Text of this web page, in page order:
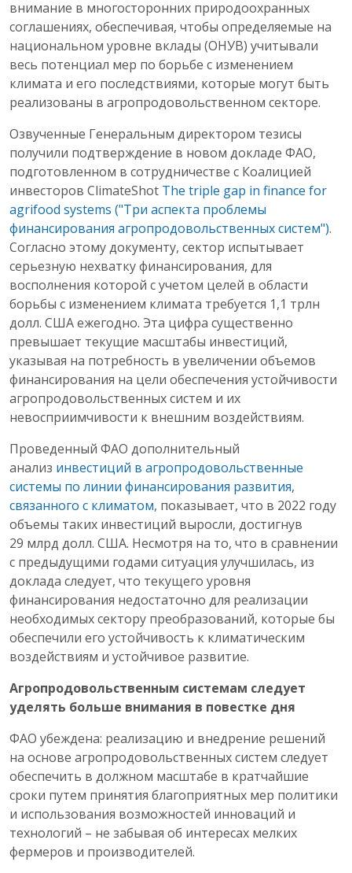
внимание в многосторонних природоохранных
соглашениях, обеспечивая, чтобы определяемые на
национальном уровне вклады (ОНУВ) учитывали
весь потенциал мер по борьбе с изменением
климата и его последствиями, которые могут быть
реализованы в агропродовольственном секторе.
Озвученные Генеральным директором тезисы
получили подтверждение в новом докладе ФАО,
подготовленном в сотрудничестве с Коалицией
инвесторов ClimateShot The triple gap in finance for
agrifood systems ("Три аспекта проблемы
финансирования агропродовольственных систем").
Согласно этому документу, сектор испытывает
серьезную нехватку финансирования, для
восполнения которой с учетом целей в области
борьбы с изменением климата требуется 1,1 трлн
долл. США ежегодно. Эта цифра существенно
превышает текущие масштабы инвестиций,
указывая на потребность в увеличении объемов
финансирования на цели обеспечения устойчивости
агропродовольственных систем и их
невосприимчивости к внешним воздействиям.
Проведенный ФАО дополнительный
анализ инвестиций в агропродовольственные
системы по линии финансирования развития,
связанного с климатом, показывает, что в 2022 году
объемы таких инвестиций выросли, достигнув
29 млрд долл. США. Несмотря на то, что в сравнении
с предыдущими годами ситуация улучшилась, из
доклада следует, что текущего уровня
финансирования недостаточно для реализации
необходимых сектору преобразований, которые бы
обеспечили его устойчивость к климатическим
воздействиям и устойчивое развитие.
Агропродовольственным системам следует
уделять больше внимания в повестке дня
ФАО убеждена: реализацию и внедрение решений
на основе агропродовольственных систем следует
обеспечить в должном масштабе в кратчайшие
сроки путем принятия благоприятных мер политики
и использования возможностей инноваций и
технологий – не забывая об интересах мелких
фермеров и производителей.